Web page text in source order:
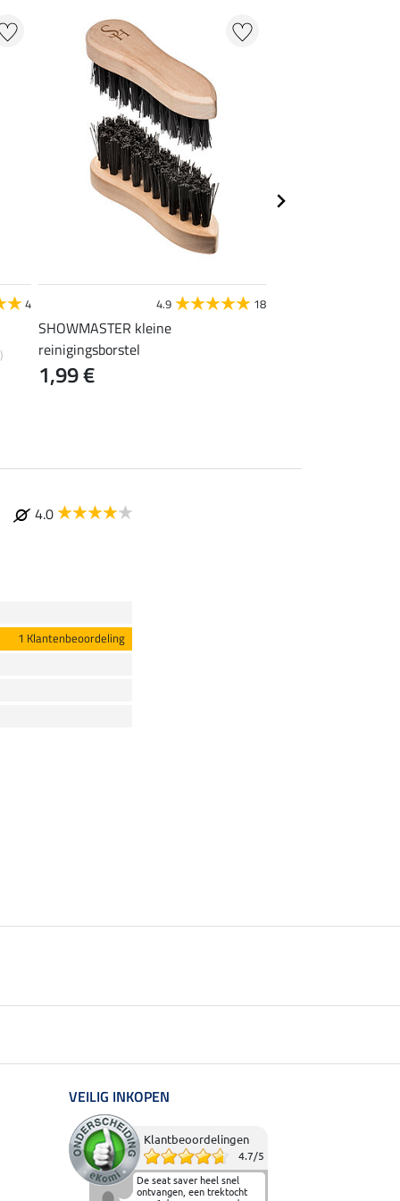
4 4.9 18
SHOWMASTER kleine
reinigingsborstel
1,99 €
4.0
1 Klantenbeoordeling
VEILIG INKOPEN
Klantbeoordelingen
4.7/5
De seat saver heel snel
ontvangen, een trektocht